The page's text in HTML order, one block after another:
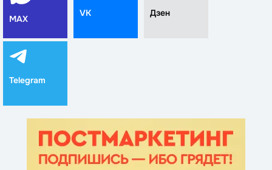
MAX
VK Дзен
Telegram